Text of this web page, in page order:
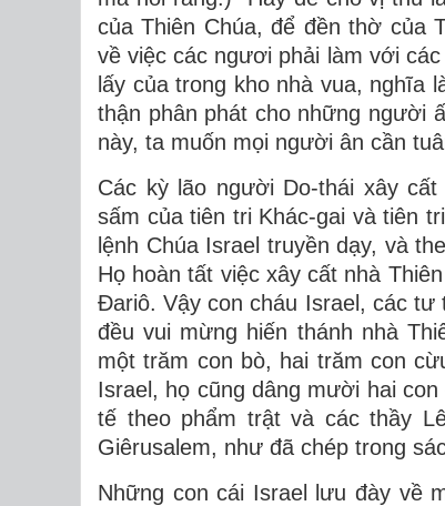
của Thiên Chúa, để đền thờ của
về việc các ngươi phải làm với
lấy của trong kho nhà vua, nghĩa
thận phân phát cho những người
này, ta muốn mọi người ân cần
Các kỳ lão người Do-thái xây
sấm của tiên tri Khác-gai và tiên
lệnh Chúa Israel truyền dạy, và
Họ hoàn tất việc xây cất nhà
Ðariô. Vậy con cháu Israel, các
đều vui mừng hiến thánh nhà
một trăm con bò, hai trăm con
Israel, họ cũng dâng mười hai
tế theo phẩm trật và các thầy
Giêrusalem, như đã chép trong
Những con cái Israel lưu đày về